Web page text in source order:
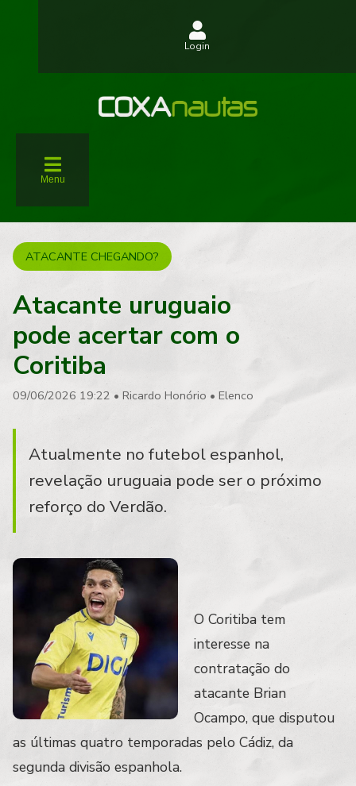
Menu
Login
ATACANTE CHEGANDO?
Atacante uruguaio
pode acertar com o
Coritiba
09/06/2026 19:22 • Ricardo Honório • Elenco
Atualmente no futebol espanhol,
revelação uruguaia pode ser o próximo
reforço do Verdão.
O Coritiba tem
interesse na
contratação do
atacante Brian
Ocampo, que disputou
as últimas quatro temporadas pelo Cádiz, da
segunda divisão espanhola.